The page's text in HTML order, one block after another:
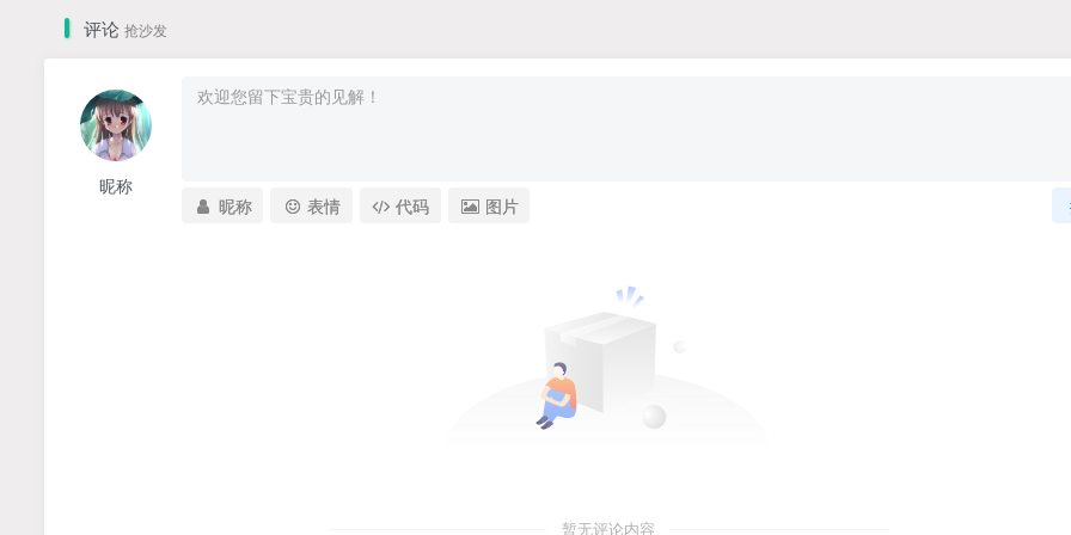
评论 抢沙发
昵称
昵称 表情 代码 图片
暂无评论内容